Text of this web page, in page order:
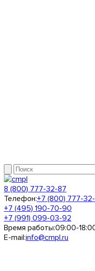
8 (800) 777-32-87
Телефон:+7 (800) 777-
+7 (495) 190-70-90
+7 (991) 099-03-92
Время работы:09:00-
E-mail:info@cmpl.ru